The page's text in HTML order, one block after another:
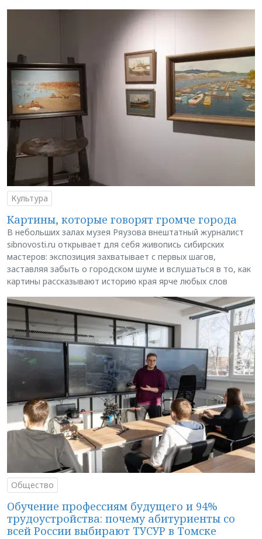
Культура
Картины, которые говорят громче города
В небольших залах музея Ряузова внештатный журналист
sibnovosti.ru открывает для себя живопись сибирских
мастеров: экспозиция захватывает с первых шагов,
заставляя забыть о городском шуме и вслушаться в то, как
картины рассказывают историю края ярче любых слов
Общество
Обучение профессиям будущего и 94%
трудоустройства: почему абитуриенты со
всей России выбирают ТУСУР в Томске